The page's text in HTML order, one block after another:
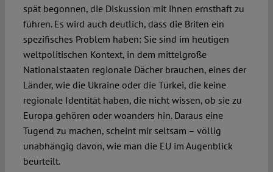
spät begonnen, die Diskussion mit ihnen ernsthaft zu
führen. Es wird auch deutlich, dass die Briten ein
spezifisches Problem haben: Sie sind im heutigen
weltpolitischen Kontext, in dem mittelgroße
Nationalstaaten regionale Dächer brauchen, eines der
Länder, wie die Ukraine oder die Türkei, die keine
regionale Identität haben, die nicht wissen, ob sie zu
Europa gehören oder woanders hin. Daraus eine
Tugend zu machen, scheint mir seltsam – völlig
unabhängig davon, wie man die EU im Augenblick
beurteilt.